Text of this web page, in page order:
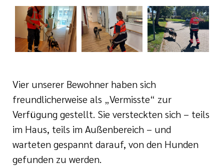
Vier unserer Bewohner haben sich
freundlicherweise als „Vermisste“ zur
Verfügung gestellt. Sie versteckten sich – teils
im Haus, teils im Außenbereich – und
warteten gespannt darauf, von den Hunden
gefunden zu werden.